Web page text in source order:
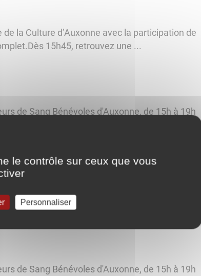
la Culture d’Auxonne avec la participation de
15h45, retrouvez une ...
de Sang Bénévoles d'Auxonne, de 15h à 19h
à Auxonne (salle du Vannois)mercredi ...
de Sang Bénévoles d'Auxonne, de 15h à 19h
Auxonne (salle du Vannois)mercredi ...
de Sang Bénévoles d'Auxonne, de 15h à 19h
le contrôle sur ceux que vous
Personnaliser